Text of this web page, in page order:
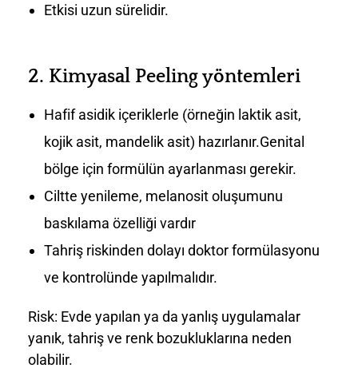
Etkisi uzun sürelidir.
2. Kimyasal Peeling yöntemleri
Hafif asidik içeriklerle (örneğin laktik asit,
kojik asit, mandelik asit) hazırlanır.Genital
bölge için formülün ayarlanması gerekir.
Ciltte yenileme, melanosit oluşumunu
baskılama özelliği vardır
Tahriş riskinden dolayı doktor formülasyonu
ve kontrolünde yapılmalıdır.
Risk: Evde yapılan ya da yanlış uygulamalar
yanık, tahriş ve renk bozukluklarına neden
olabilir.